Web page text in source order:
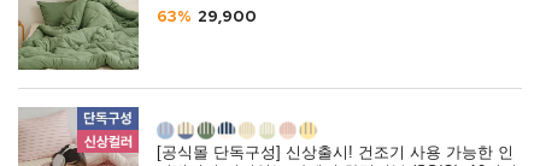
63% 29,900
[공식몰 단독구성] 신상출시! 건조기 사용 가능한 인